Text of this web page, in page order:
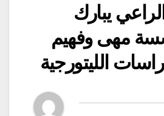
يبارك
مهى وفهيم
الليتورجية